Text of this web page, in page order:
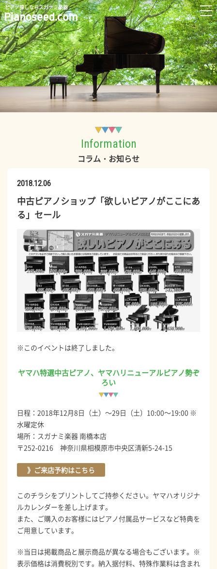
ピアノ探しならスガナミ楽器
Information
コラム・お知らせ
2018.12.06
中古ピアノショップ「欲しいピアノがここにあ
る」セール
※このイベントは終了しました。
ヤマハ特選中古ピアノ、ヤマハリニューアルピアノ勢ぞ
ろい
日程：2018年12月8日（土）～29日（土）10:00～19:00 ※
水曜定休
場所：スガナミ楽器 南橋本店
〒252-0216 神奈川県相模原市中央区清新5-24-15
》ご来店予約はこちら
このチラシをプリントしてご持参ください。ヤマハオリジナ
ルカレンダーを差し上げます。
また、ご購入のお客様にはピアノ付属品サービスなど特典を
ご用意しています。
※当日は掲載商品と展示商品が異なる場合もございます。※
表示価格は消費税別です。納入据付料、特殊作業料は含まれ